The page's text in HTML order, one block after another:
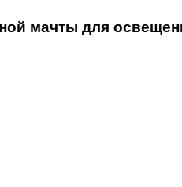
мачты для